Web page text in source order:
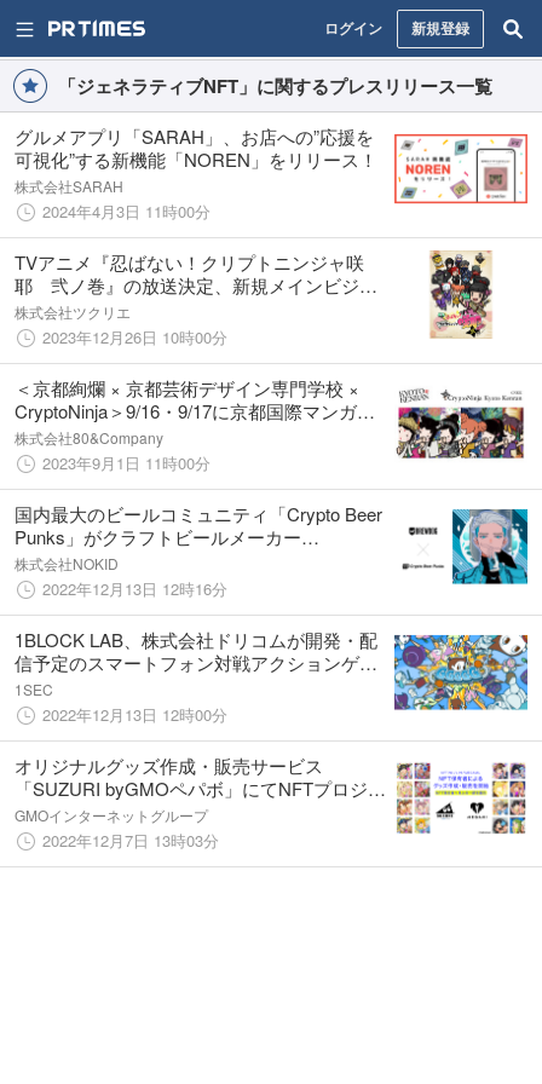
ログイン 新規登録
「ジェネラティブNFT」に関するプレスリリース一覧
グルメアプリ「SARAH」、お店への”応援を
可視化”する新機能「NOREN」をリリース！
株式会社SARAH
2024年4月3日 11時00分
TVアニメ『忍ばない！クリプトニンジャ咲
耶 弐ノ巻』の放送決定、新規メインビジュ
アル、振返り一挙放送、ジェネラティブNFT
発売日を発表
株式会社ツクリエ
2023年12月26日 10時00分
＜京都絢爛 × 京都芸術デザイン専門学校 ×
CryptoNinja＞9/16・9/17に京都国際マンガ・
アニメフェア(京まふ)2023への共同出展
株式会社80&Company
2023年9月1日 11時00分
国内最大のビールコミュニティ「Crypto Beer
Punks」がクラフトビールメーカー
「BREWDOG」と初コラボ
株式会社NOKID
2022年12月13日 12時16分
1BLOCK LAB、株式会社ドリコムが開発・配
信予定のスマートフォン対戦アクションゲー
ム「GGGGG」のマーケティング支援とNFT
スキン展開で協業を開始！
1SEC
2022年12月13日 12時00分
オリジナルグッズ作成・販売サービス
「SUZURI byGMOペパボ」にてNFTプロジェ
クト「MEGAMI」のNFT保有者によるグッズ
作成・販売を開始
GMOインターネットグループ
2022年12月7日 13時03分